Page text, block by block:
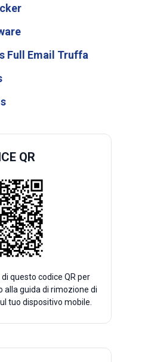
Full Email Truffa
QR
questo codice QR per
alla guida di rimozione di
tuo dispositivo mobile.